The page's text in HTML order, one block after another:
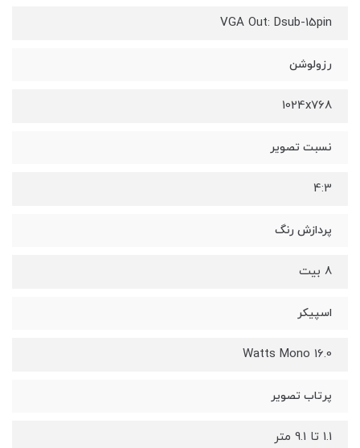
VGA Out: Dsub-15pin
رزولوشن
1024x768
نسبت تصویر
4:3
پردازش رنگ
8 بیت
اسپیکر
16.0 Watts Mono
پرتاب تصویر
1.1 تا 9.1 متر